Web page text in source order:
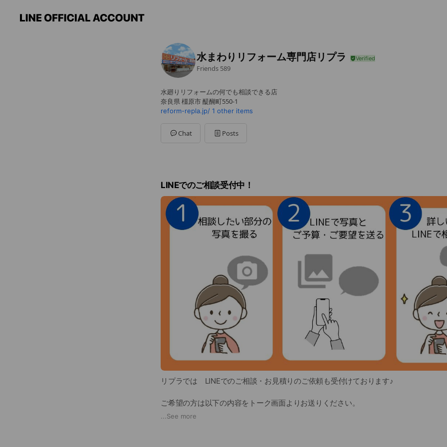
水まわりリフォーム専門店リプラ
Friends 589
水廻りリフォームの何でも相談できる店
奈良県 橿原市 醍醐町550-1
reform-repla.jp/ 1 other items
Chat Posts
LINEでのご相談受付中！
リプラでは LINEでのご相談・お見積りのご依頼も受付けております♪
ご希望の方は以下の内容をトーク画面よりお送りください。
...See more